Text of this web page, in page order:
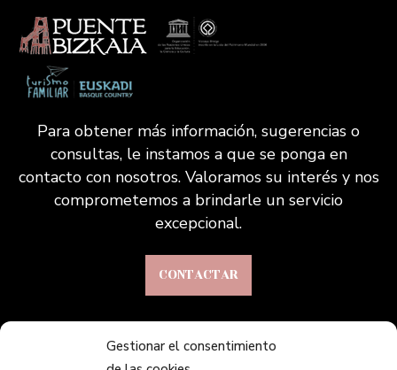
Gestionar el consentimiento
Para obtener más información, sugerencias o
consultas, le instamos a que se ponga en
contacto con nosotros. Valoramos su interés y nos
comprometemos a brindarle un servicio
excepcional.
CONTACTAR
VISITAS